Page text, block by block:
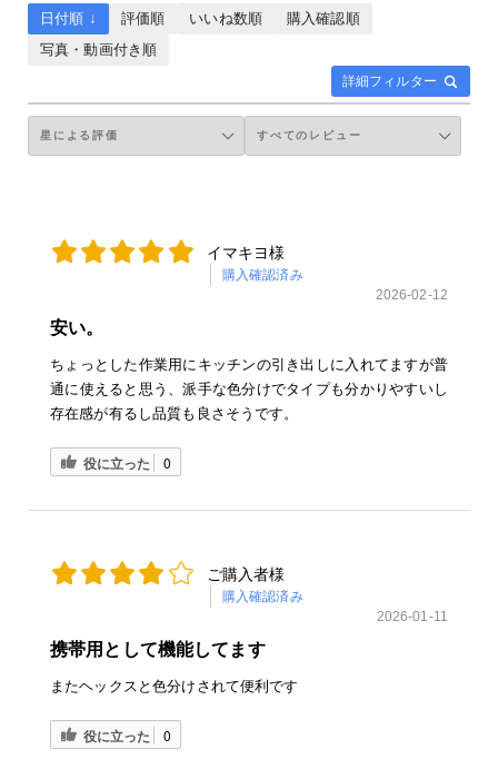
詳細フィルター
日付順 ↓ 評価順 いいね数順
購入確認順
写真・動画付き順
イマキヨ様
購入確認済み
2026-02-12
安い。
ちょっとした作業用にキッチンの引き出しに入れてますが普
通に使えると思う、派手な色分けでタイプも分かりやすいし
存在感が有るし品質も良さそうです。
役に立った 0
ご購入者様
購入確認済み
2026-01-11
携帯用として機能してます
またヘックスと色分けされて便利です
役に立った 0